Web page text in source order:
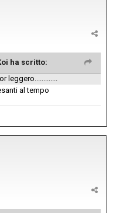
ha scritto:
leggero.............
al tempo